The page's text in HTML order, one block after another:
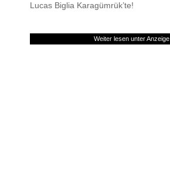
Lucas Biglia Karagümrük’te!
Weiter lesen unter Anzeige